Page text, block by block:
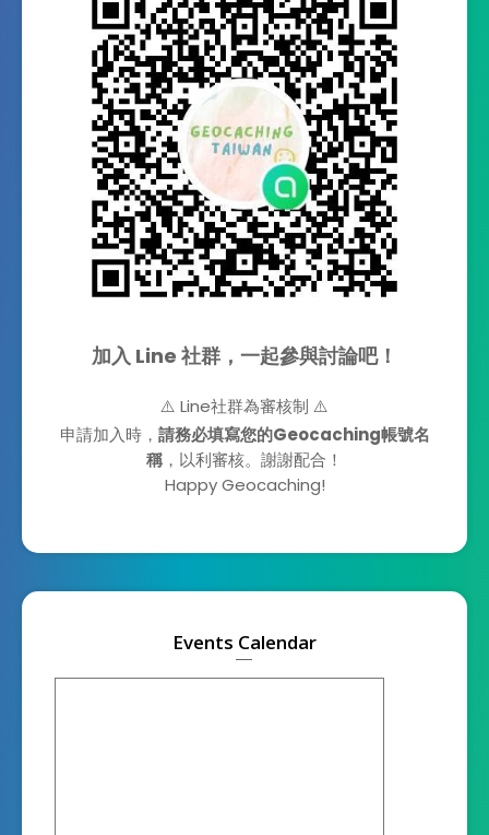
加入 Line 社群，一起參與討論吧！
⚠️ Line社群為審核制 ⚠️
申請加入時， 請務必填寫您的Geocaching帳號名
稱 ，以利審核。謝謝配合！
Happy Geocaching!
Events Calendar